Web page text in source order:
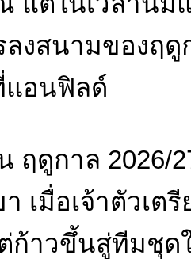
งสนามของฤ
อนฟิลด์
ฤดูกาล 2026/
เมื่อเจ้าตัวเ
ก้าวขึ้นสู่ทีมชุด